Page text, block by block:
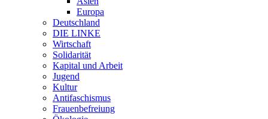
Europa
Deutschland
DIE LINKE
Wirtschaft
Solidarität
Kapital und Arbeit
Jugend
Kultur
Antifaschismus
Frauenbefreiung